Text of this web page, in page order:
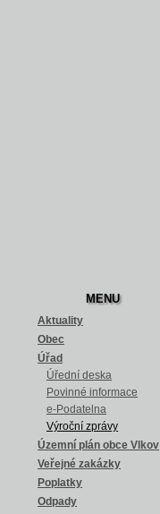
MENU
Aktuality
Obec
Úřad
Úřední deska
Povinné informace
e-Podatelna
Výroční zprávy
Územní plán obce Vlkov
Veřejné zakázky
Poplatky
Odpady